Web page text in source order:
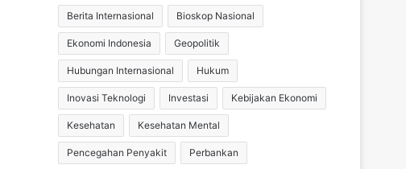
Berita Internasional Bioskop Nasional
Ekonomi Indonesia Geopolitik
Hubungan Internasional Hukum
Inovasi Teknologi Investasi Kebijakan Ekonomi
Kesehatan Kesehatan Mental
Pencegahan Penyakit Perbankan